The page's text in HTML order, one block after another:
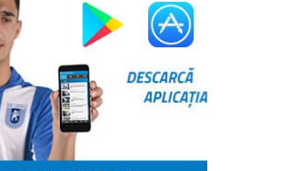
Anghel și Alexia Tudorache a
confirmând nivelul ridicat de
Tamaș și Alexandru Blejdea a
clasamentul pe echipe.
Lucas Tamaș – Daniel